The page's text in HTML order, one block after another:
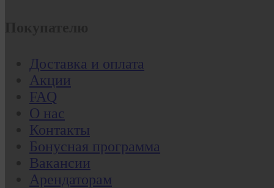
Доставка и оплата
Акции
FAQ
О нас
Контакты
Бонусная программа
Вакансии
Арендаторам